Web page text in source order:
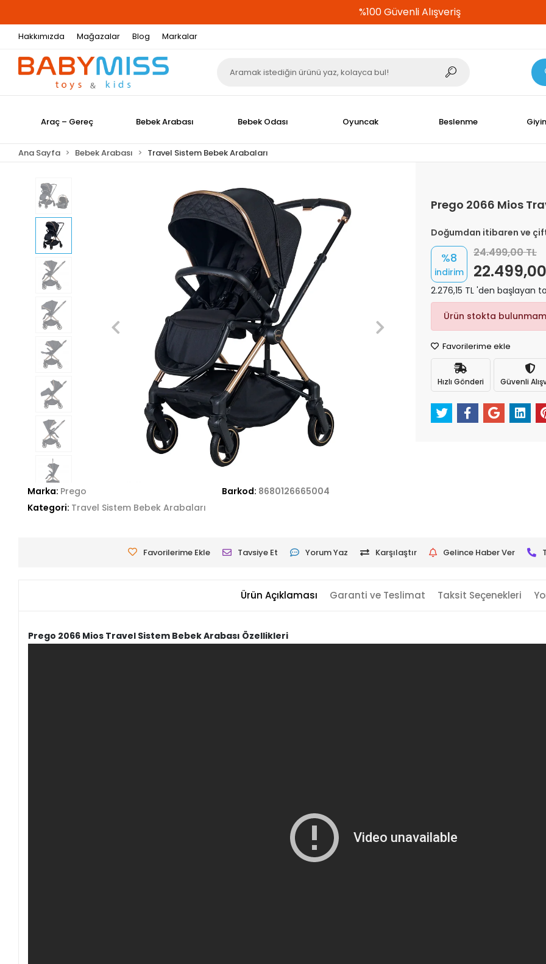
%100 Güvenli Alışveriş
Hakkımızda Mağazalar Blog Markalar
Araç – Gereç Bebek Arabası Bebek Odası Oyuncak Beslenme
Ana Sayfa Bebek Arabası Travel Sistem Bebek Arabaları
Marka: Prego Barkod: 8680126665004
Kategori: Travel Sistem Bebek Arabaları
Prego 2066 Mios
Doğumdan itibaren ve
%8
indirim
24.499,00 TL
2.276,15 TL 'den başlayan
Ürün stokta
Favorilerime ekle
Hızlı Gönderi Güvenli
Favorilerime Ekle Tavsiye Et Yorum Yaz Karşılaştır Gelince Haber Ver
Ürün Açıklaması Garanti ve Teslimat Taksit Seçenekleri
Prego 2066 Mios Travel Sistem Bebek Arabası Özellikleri